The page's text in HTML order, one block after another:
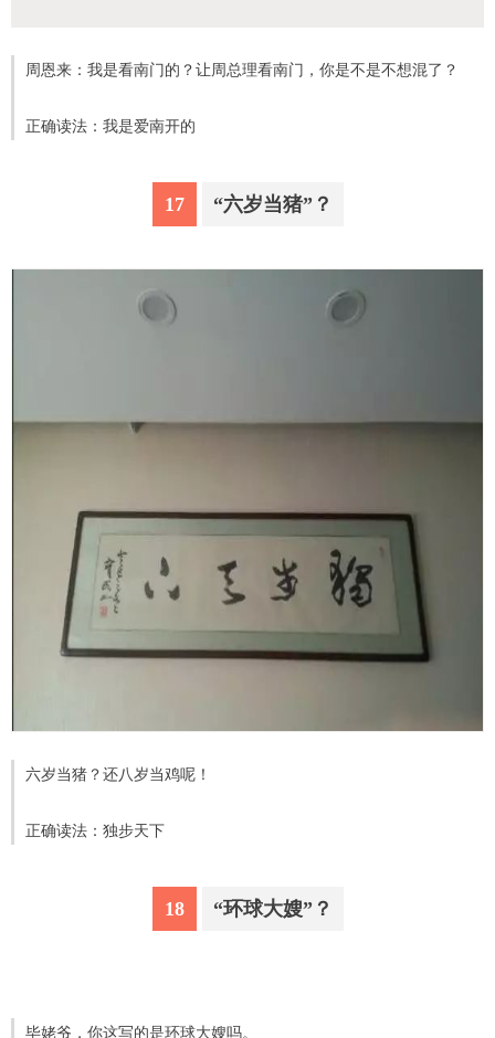
周恩来：我是看南门的？让周总理看南门，你是不是不想混了？
正确读法：我是爱南开的
17 “六岁当猪”？
六岁当猪？还八岁当鸡呢！
正确读法：独步天下
18 “环球大嫂”？
毕姥爷，你这写的是环球大嫂吗。